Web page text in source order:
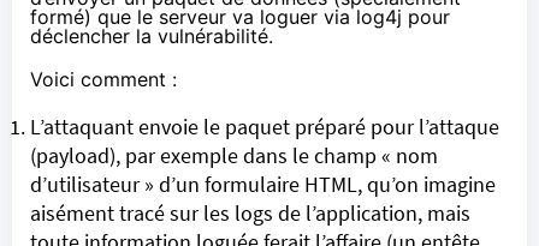
formé) que le serveur va loguer via log4j pour
déclencher la vulnérabilité.
Voici comment :
L’attaquant envoie le paquet préparé pour l’attaque
(payload), par exemple dans le champ « nom
d’utilisateur » d’un formulaire HTML, qu’on imagine
aisément tracé sur les logs de l’application, mais